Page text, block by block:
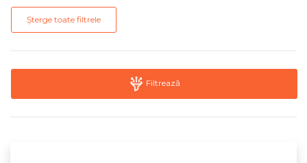
Șterge toate filtrele
Filtrează